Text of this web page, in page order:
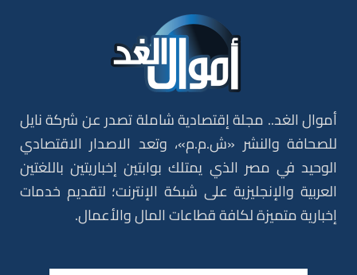
أموال الغد.. مجلة إقتصادية شاملة تصدر عن شركة نايل
للصحافة والنشر «ش.م.م»، وتعد الاصدار الاقتصادي
الوحيد في مصر الذي يمتلك بوابتين إخباريتين باللغتين
العربية والإنجليزية على شبكة الإنترنت؛ لتقديم خدمات